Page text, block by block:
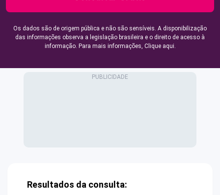
Os dados são de origem pública e não são sensíveis. A disponibilização
das informações observa a legislação brasileira e o direito de acesso à
informação. Para mais informações, Clique aqui.
Resultados da consulta: